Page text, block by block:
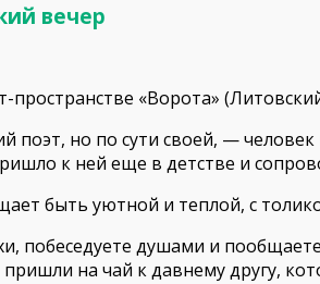
вечер
пространстве «Ворота»
поэт, но по сути своей, —
к ней еще в детстве и
быть уютной и теплой, с
побеседуете душами и
на чай к давнему другу,